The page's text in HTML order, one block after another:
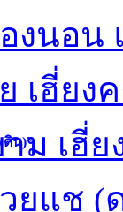
ดิน)”
งนอน
เฮี่ยง
ม เฮี่ย
ยแช (